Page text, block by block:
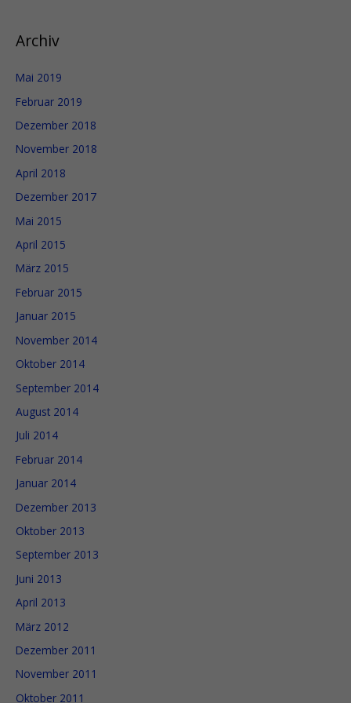
:Archiv
Mai 2019
Februar 2019
Dezember 2018
November 2018
April 2018
Dezember 2017
Mai 2015
April 2015
März 2015
Februar 2015
Januar 2015
November 2014
Oktober 2014
September 2014
August 2014
Juli 2014
Februar 2014
Januar 2014
Dezember 2013
Oktober 2013
September 2013
Juni 2013
April 2013
März 2012
Dezember 2011
November 2011
Oktober 2011